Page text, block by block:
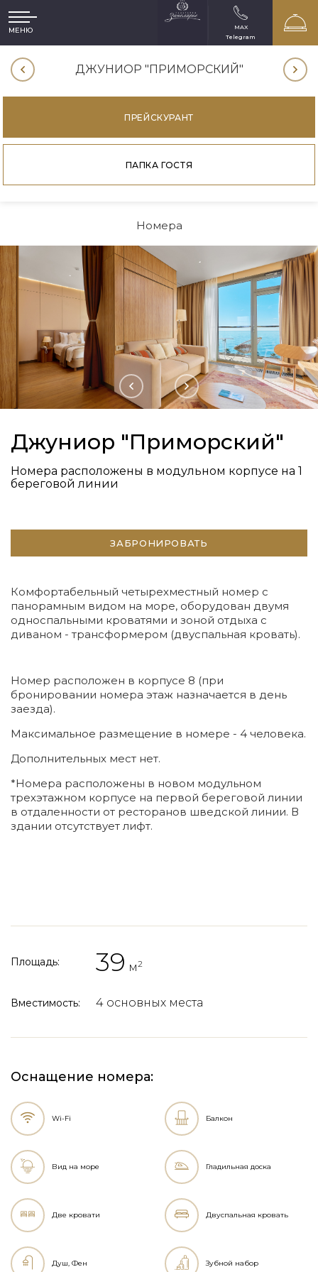
МЕНЮ
MAX
Telegram
ДЖУНИОР "ПРИМОРСКИЙ"
ПРЕЙСКУРАНТ
ПАПКА ГОСТЯ
Номера
Джуниор "Приморский"
Номера расположены в модульном корпусе на 1
береговой линии
Комфортабельный четырехместный номер с
панорамным видом на море, оборудован двумя
односпальными кроватями и зоной отдыха с
диваном - трансформером (двуспальная кровать).
Номер расположен в корпусе 8 (при
бронировании номера этаж назначается в день
заезда).
Максимальное размещение в номере - 4 человека.
Дополнительных мест нет.
*Номера расположены в новом модульном
трехэтажном корпусе на первой береговой линии
в отдаленности от ресторанов шведской линии. В
здании отсутствует лифт.
Площадь: 39 м2
Вместимость: 4 основных места
ЗАБРОНИРОВАТЬ
Оснащение номера:
Wi-Fi Балкон
Вид на море Гладильная доска
Две кровати Двуспальная кровать
Душ, Фен Зубной набор